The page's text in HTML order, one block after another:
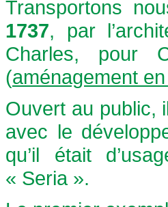
Transportons
1737, par
Charles, pour
(aménagement
Ouvert au public,
avec le
qu’il était
« Seria ».